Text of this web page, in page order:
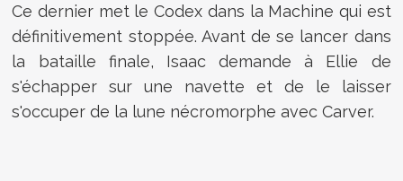
Ce dernier met le Codex dans la Machine qui est
définitivement stoppée. Avant de se lancer dans
la bataille finale, Isaac demande à Ellie de
s'échapper sur une navette et de le laisser
s'occuper de la lune nécromorphe avec Carver.